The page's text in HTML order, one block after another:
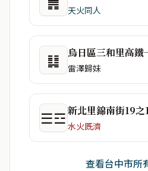
天火同人
䷆ 烏日區三和里高鐵
雷澤歸妹
☰☲新北里錦南街19之
水火既濟
查看台中市所